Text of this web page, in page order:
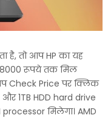
है, तो आप HP का यह
रूपये तक मिल
Check Price पर क्लिक
1TB HDD hard drive
मिलेगा। AMD